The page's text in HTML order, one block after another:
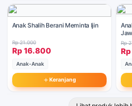
Anak Shalih Berani Meminta Ijin
Rp 21.000
Rp 16.800
Anak-Anak
Keranjang
Rp